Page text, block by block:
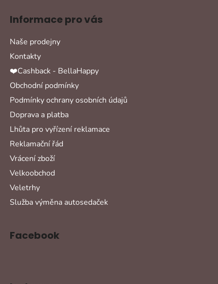
Informace pro vás
Naše prodejny
Kontakty
❤️Cashback - BellaHappy
Obchodní podmínky
Podmínky ochrany osobních údajů
Doprava a platba
Lhůta pro vyřízení reklamace
Reklamační řád
Vrácení zboží
Velkoobchod
Veletrhy
Služba výměna autosedaček
Facebook